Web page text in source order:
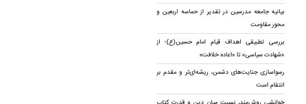
بیانیه‌ جامعه مدرسین در تقدیر از حماسه اربعین و
محور مقاومت
بررسی تطبیقی اهداف قیام امام حسین(ع)؛ از
«شهادت سیاسی» تا «اعاده خلافت»
رسواسازی جنایت‌های دشمن، ریشه‌ای‌تر و مقدم بر
انتقام است